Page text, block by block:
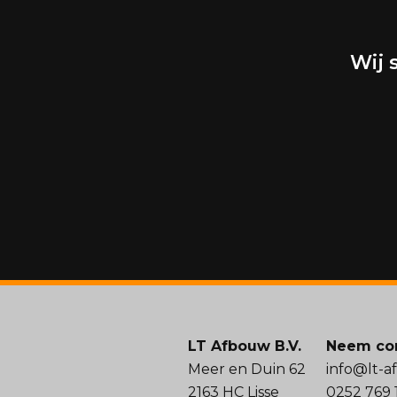
Wij
LT Afbouw B.V.
Meer en Duin 62
2163 HC Lisse
Neem
info@lt-
0252 769